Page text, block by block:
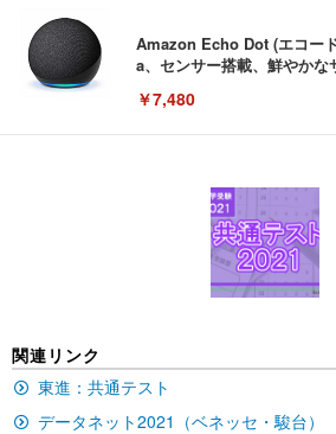
Amazon Echo Dot (エコー
a、センサー搭載、鮮やか
￥7,480
[EdoErgo] オフィスチェア
い 跳ね上げ式アームレスト
キング pc 事務椅子 360度
ン樹脂ベース 通気性メッシ
(黒網+黒枠+黒足)
ュチェア 人間工学 疲れない
￥27,999
EIZO ビジネス向けプレミ
EV3240X-WT | 31.5型4K
イト
￥109,572
Amazonベーシック ペット
回使い捨て 無香料 ホワイト
x2袋(84枚) ホワイト(吸収面
￥3,234
関連リンク
東進：共通テスト
データネット2021（ベネッセ・駿台）